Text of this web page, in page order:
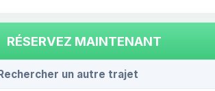
RÉSERVEZ MAINTENANT
Rechercher un autre trajet